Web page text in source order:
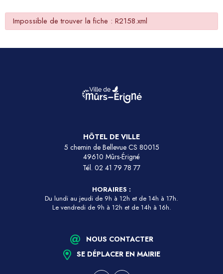
Impossible de trouver la fiche : R2158.xml
HÔTEL DE VILLE
5 chemin de Bellevue CS 80015
49610 Mûrs-Érigné
Tél. 02 41 79 78 77
HORAIRES :
Du lundi au jeudi de 9h à 12h et de 14h à 17h.
Le vendredi de 9h à 12h et de 14h à 16h.
NOUS CONTACTER
SE DÉPLACER EN MAIRIE